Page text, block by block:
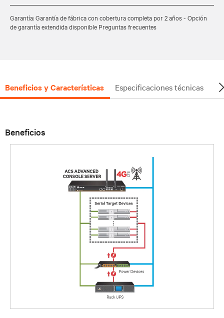
Garantía: Garantía de fábrica con cobertura completa por 2 años - Opción
de garantía extendida disponible Preguntas frecuentes
Beneficios y Características Especificaciones técnicas
Beneficios